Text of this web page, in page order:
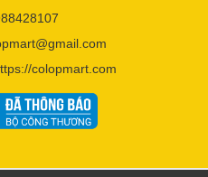
colopmart.com